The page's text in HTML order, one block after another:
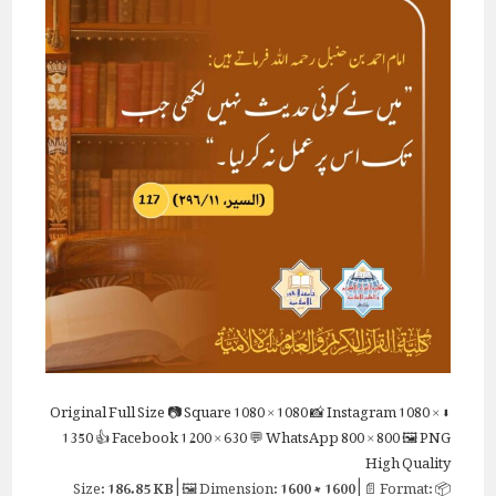
⬇ Original
Full Size📷 Square1080 × 1080📸 Instagram1080 ×
1350👍 Facebook1200 × 630💬 WhatsApp800 × 800🖼 PNG
High Quality
📦 Size:
186.85 KB| 🖼 Dimension:1600 × 1600| 📄 Format: